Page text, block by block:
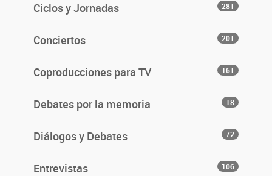
Ciclos y Jornadas 281
Conciertos 201
Coproducciones para TV 161
Debates por la memoria 18
Diálogos y Debates 72
Entrevistas 106